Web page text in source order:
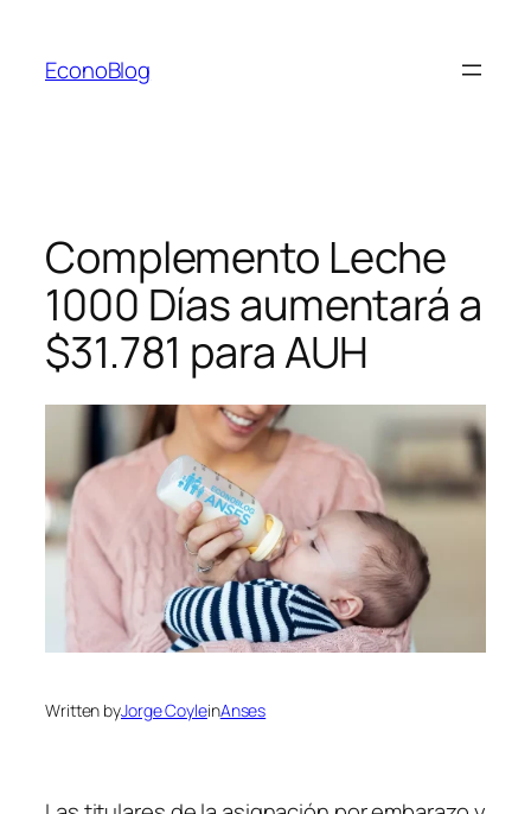
contenido
EconoBlog
Complemento Leche
1000 Días aumentará a
$31.781 para AUH
Written byJorge CoyleinAnses